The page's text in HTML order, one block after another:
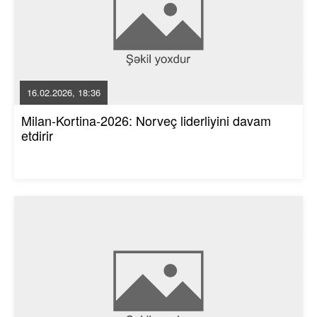
16.02.2026, 18:36
Milan-Kortina-2026: Norveç liderliyini davam
etdirir